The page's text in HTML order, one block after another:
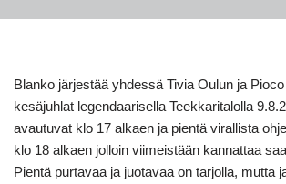
Blanko järjestää yhdessä Tivia Oulun ja
kesäjuhlat legendaarisella Teekkaritalolla
avautuvat klo 17 alkaen ja pientä virallista
klo 18 alkaen jolloin viimeistään kannattaa
Pientä purtavaa ja juotavaa on tarjolla, mutta